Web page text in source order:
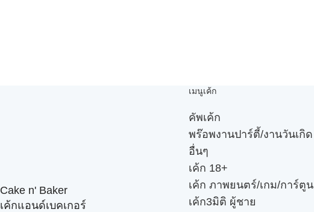
Cake n' Baker
เค้กแอนด์เบคเกอร์
เมนูเค้ก
คัพเค้ก
พร๊อพงานปาร์ตี้/งานวันเกิด
อื่นๆ
เค้ก 18+
เค้ก ภาพยนตร์/เกม/การ์ตูน
เค้ก3มิติ ผู้ชาย